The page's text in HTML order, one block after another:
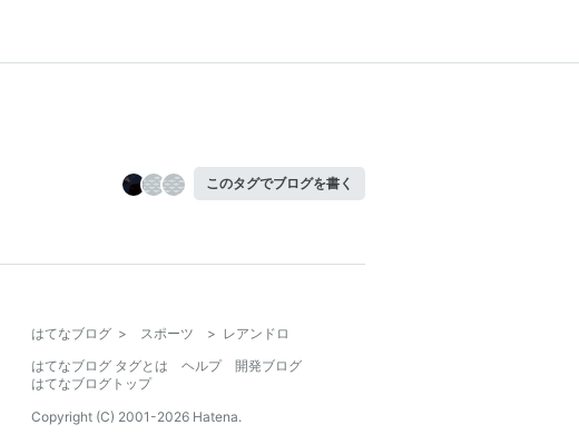
このタグでブログを書く
はてなブログ > スポーツ > レアンドロ
はてなブログ タグとは
ヘルプ
開発ブログ
はてなブログトップ
Copyright (C) 2001-2026 Hatena.